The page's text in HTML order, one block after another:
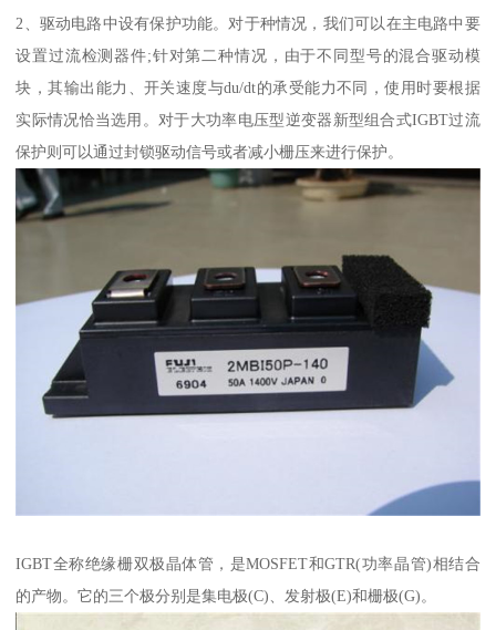
2、驱动电路中设有保护功能。对于种情况，我们可以在主电路中要
设置过流检测器件;针对第二种情况，由于不同型号的混合驱动模
块，其输出能力、开关速度与du/dt的承受能力不同，使用时要根据
实际情况恰当选用。对于大功率电压型逆变器新型组合式IGBT过流
保护则可以通过封锁驱动信号或者减小栅压来进行保护。
IGBT全称绝缘栅双极晶体管，是MOSFET和GTR(功率晶管)相结合
的产物。它的三个极分别是集电极(C)、发射极(E)和栅极(G)。